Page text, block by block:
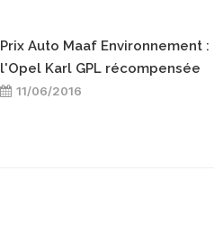
Prix Auto Maaf Environnement :
l'Opel Karl GPL récompensée
11/06/2016